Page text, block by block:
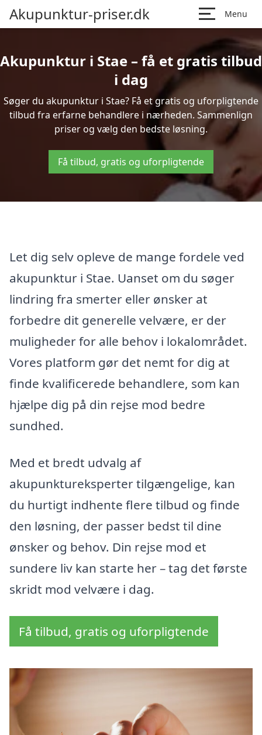
Akupunktur-priser.dk Menu
Akupunktur i Stae – få et gratis tilbud
i dag
Søger du akupunktur i Stae? Få et gratis og uforpligtende
tilbud fra erfarne behandlere i nærheden. Sammenlign
priser og vælg den bedste løsning.
Få tilbud, gratis og uforpligtende
Let dig selv opleve de mange fordele ved
akupunktur i Stae. Uanset om du søger
lindring fra smerter eller ønsker at
forbedre dit generelle velvære, er der
muligheder for alle behov i lokalområdet.
Vores platform gør det nemt for dig at
finde kvalificerede behandlere, som kan
hjælpe dig på din rejse mod bedre
sundhed.
Med et bredt udvalg af
akupunktureksperter tilgængelige, kan
du hurtigt indhente flere tilbud og finde
den løsning, der passer bedst til dine
ønsker og behov. Din rejse mod et
sundere liv kan starte her – tag det første
skridt mod velvære i dag.
Få tilbud, gratis og uforpligtende